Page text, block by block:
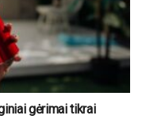
gėrimai tikrai